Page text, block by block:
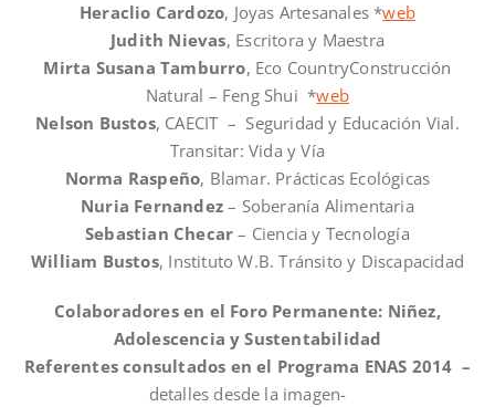
Heraclio Cardozo, Joyas Artesanales *web
Judith Nievas, Escritora y Maestra
Mirta Susana Tamburro, Eco CountryConstrucción
Natural – Feng Shui *web
Nelson Bustos, CAECIT – Seguridad y Educación Vial.
Transitar: Vida y Vía
Norma Raspeño, Blamar. Prácticas Ecológicas
Nuria Fernandez – Soberanía Alimentaria
Sebastian Checar – Ciencia y Tecnología
William Bustos, Instituto W.B. Tránsito y Discapacidad
Colaboradores en el Foro Permanente: Niñez,
Adolescencia y Sustentabilidad
Referentes consultados en el Programa ENAS 2014 –
detalles desde la imagen-